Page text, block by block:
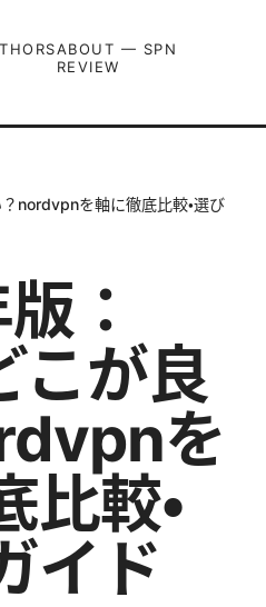
ABOUT — SPN
REVIEW
nordvpnを軸に徹底比較・選び
：
こが良
を
較・
イド